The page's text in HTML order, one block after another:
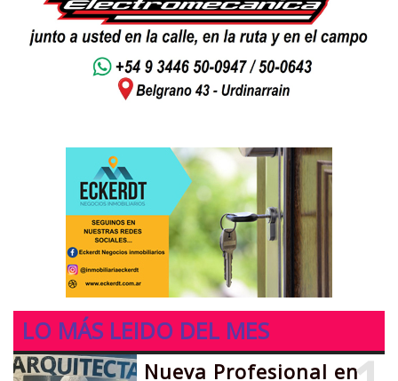
LO MÁS LEIDO DEL MES
Nueva Profesional en